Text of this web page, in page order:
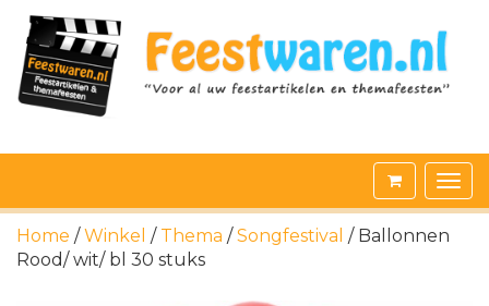
Home /Winkel / Thema /Songfestival / Ballonnen
Rood/ wit/ bl 30 stuks